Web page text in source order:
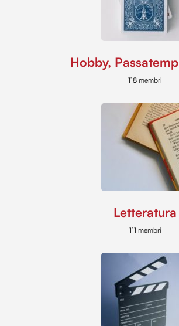
Hobby,
118 membri
Letteratura
111 membri